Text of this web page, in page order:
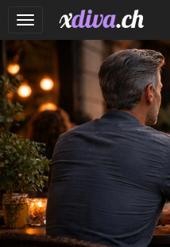
GIRLS
TRANS
SALONS
INSÉRER
ANNONCE
BLOG